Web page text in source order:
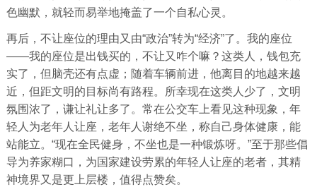
色幽默，就轻而易举地掩盖了一个自私心灵。
再后，不让座位的理由又由“政治”转为“经济”了。我的座位
——我的座位是出钱买的，不让又咋个嘛？这类人，钱包充
实了，但脑壳还有点虚；随着车辆前进，他离目的地越来越
近，但距文明的目标尚有路程。所幸现在这类人少了，文明
氛围浓了，谦让礼让多了。常在公交车上看见这种现象，年
轻人为老年人让座，老年人谢绝不坐，称自己身体健康，能
站能立。“现在全民健身，不坐也是一种锻炼呀。”至于那些倡
导为养家糊口，为国家建设劳累的年轻人让座的老者，其精
神境界又是更上层楼，值得点赞矣。